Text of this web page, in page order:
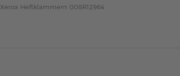
Xerox Heftklammern 008R12964